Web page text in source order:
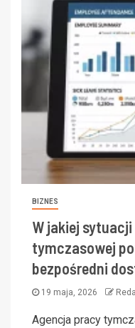
BIZNES
W jakiej
tymczasowej
bezpośredni
19 maja, 2026
Agencja pracy